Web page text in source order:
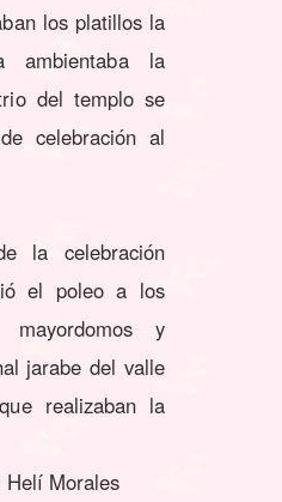
los platillos la
ambientaba la
del templo se
celebración al
la celebración
el poleo a los
y
jarabe del valle
realizaban la
Helí Morales